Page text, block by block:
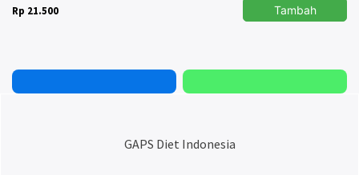
Rp 21.500 Tambah
GAPS Diet Indonesia